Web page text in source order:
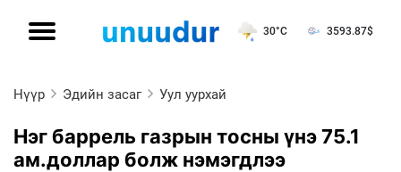
30°C 3593.87$
Нүүр Эдийн засаг Уул уурхай
Нэг баррель газрын тосны үнэ 75.1
ам.доллар болж нэмэгдлээ